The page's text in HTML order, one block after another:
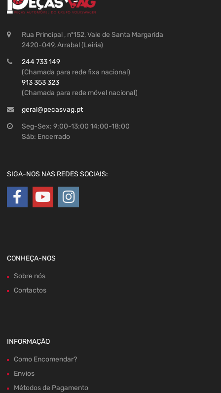
Rua Principal , nº152, Vale de Santa Margarida
2420-049, Arrabal (Leiria)
244 733 149
(Chamada para rede fixa nacional)
913 353 323
(Chamada para rede móvel nacional)
geral@pecasvag.pt
Seg-Sex: 9:00-13:00 14:00-18:00
Sáb: Encerrado
SIGA-NOS NAS REDES SOCIAIS:
CONHEÇA-NOS
Sobre nós
Contactos
INFORMAÇÃO
Como Encomendar?
Envios
Métodos de Pagamento